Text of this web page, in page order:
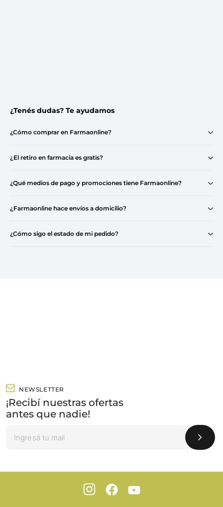
¿Tenés dudas? Te ayudamos
¿Cómo comprar en Farmaonline?
¿El retiro en farmacia es gratis?
¿Qué medios de pago y promociones tiene Farmaonline?
¿Farmaonline hace envíos a domicilio?
¿Cómo sigo el estado de mi pedido?
NEWSLETTER
¡Recibí nuestras ofertas
antes que nadie!